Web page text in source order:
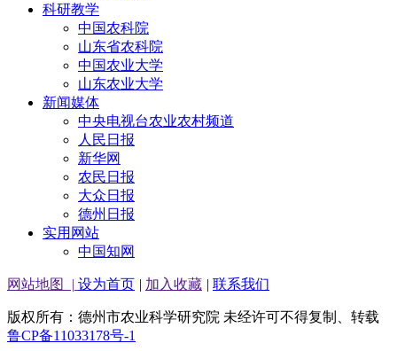
科研教学
中国农科院
山东省农科院
中国农业大学
山东农业大学
新闻媒体
中央电视台农业农村频道
人民日报
新华网
农民日报
大众日报
德州日报
实用网站
中国知网
网站地图 | 设为首页 | 加入收藏 | 联系我们
版权所有：德州市农业科学研究院 未经许可不得复制、转载
鲁CP备11033178号-1